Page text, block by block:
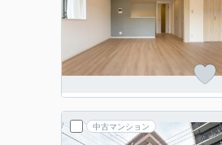
中古マンション